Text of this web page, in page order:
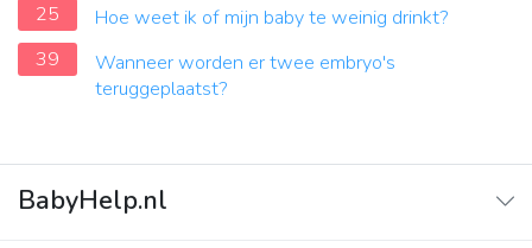
25
Hoe weet ik of mijn baby te weinig drinkt?
39
Wanneer worden er twee embryo's
teruggeplaatst?
BabyHelp.nl